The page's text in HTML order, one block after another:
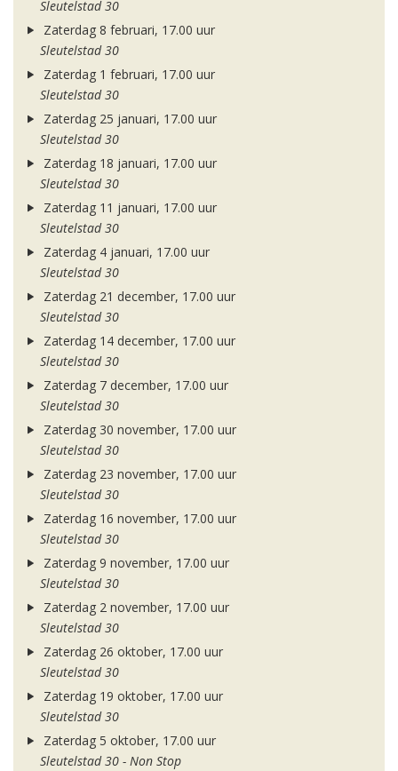
Sleutelstad 30
Zaterdag 8 februari, 17.00 uur
Sleutelstad 30
Zaterdag 1 februari, 17.00 uur
Sleutelstad 30
Zaterdag 25 januari, 17.00 uur
Sleutelstad 30
Zaterdag 18 januari, 17.00 uur
Sleutelstad 30
Zaterdag 11 januari, 17.00 uur
Sleutelstad 30
Zaterdag 4 januari, 17.00 uur
Sleutelstad 30
Zaterdag 21 december, 17.00 uur
Sleutelstad 30
Zaterdag 14 december, 17.00 uur
Sleutelstad 30
Zaterdag 7 december, 17.00 uur
Sleutelstad 30
Zaterdag 30 november, 17.00 uur
Sleutelstad 30
Zaterdag 23 november, 17.00 uur
Sleutelstad 30
Zaterdag 16 november, 17.00 uur
Sleutelstad 30
Zaterdag 9 november, 17.00 uur
Sleutelstad 30
Zaterdag 2 november, 17.00 uur
Sleutelstad 30
Zaterdag 26 oktober, 17.00 uur
Sleutelstad 30
Zaterdag 19 oktober, 17.00 uur
Sleutelstad 30
Zaterdag 5 oktober, 17.00 uur
Sleutelstad 30 - Non Stop